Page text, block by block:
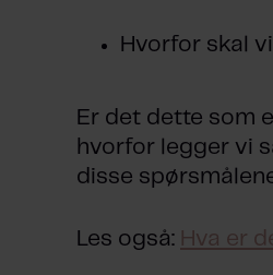
Hvorfor skal
Er det dette som
hvorfor legger vi
disse
Les også: Hva er